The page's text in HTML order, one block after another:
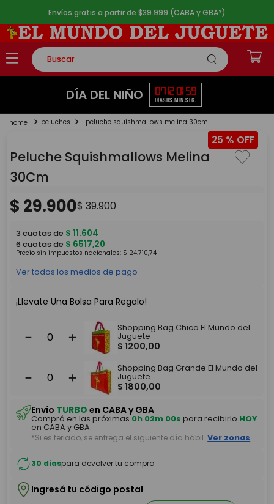
Envíos gratis a partir de $39.999 (CABA y GBA*)
Buscar
TÉRMINOS MÁS BUSCADOS
2.
lego
DÍA DEL NIÑO 07
DÍAS
12
HS.
01
MIN.
59
SEG.
peluches peluche squishmallows melina 30cm
25 %
Peluche Squishmallows Melina
30Cm
$ 29.900$39.900
3 cuotas de $ 11.604
6 cuotas de $ 6517,20
Precio sin impuestos nacionales: $ 24.710,74
Ver todos los medios de pago
¡Llevate Una Bolsa Para Regalo!
＋
－
Shopping Bag Chica El Mundo del
Juguete
$ 1200,00
＋
－
Shopping Bag Grande El Mundo del
Juguete
$ 1800,00
Envío TURBO en CABA y GBA
Comprá en las próximas0h 02m 00s para recibirlo HOY
en CABA y GBA.
*Si es feriado, se entrega el siguiente día hábil. Ver zonas
30 díaspara devolver tu compra
Ingresá tu código postal